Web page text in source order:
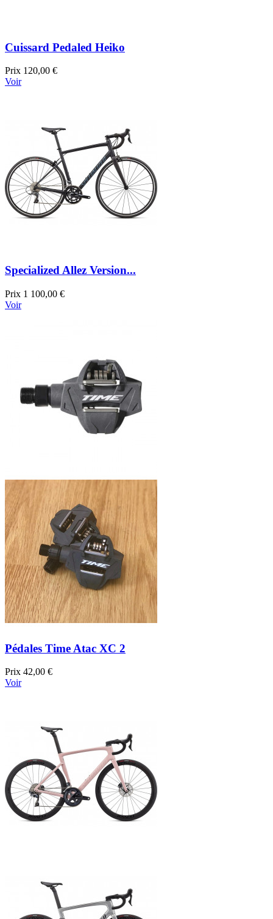
Cuissard Pedaled Heiko
Prix 120,00 €
Voir
Specialized Allez Version...
Prix 1 100,00 €
Voir
Pédales Time Atac XC 2
Prix 42,00 €
Voir